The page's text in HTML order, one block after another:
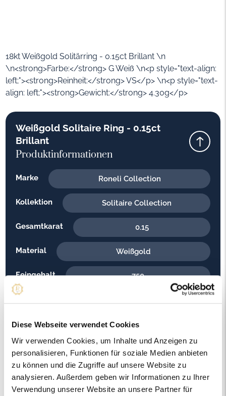
Diese Webseite verwendet Cookies
Wir verwenden Cookies, um Inhalte und Anzeigen zu
personalisieren, Funktionen für soziale Medien anbieten
zu können und die Zugriffe auf unsere Website zu
analysieren. Außerdem geben wir Informationen zu Ihrer
Verwendung unserer Website an unsere Partner für
18kt Weißgold Solitärring - 0.15ct Brillant \n
\n<strong>Farbe:</strong> G Weiß \n<p style="text-align:
left;"><strong>Reinheit:</strong> VS</p> \n<p style="text-
align: left;"><strong>Gewicht:</strong> 4.30g</p>
Weißgold Solitaire Ring - 0.15ct
Brillant
Produktinformationen
Marke Roneli Collection
Kollektion Solitaire Collection
Gesamtkarat 0.15
Material Weißgold
Feingehalt 750
Steinfarbe G - Feines Weiss
VS2
Diamant